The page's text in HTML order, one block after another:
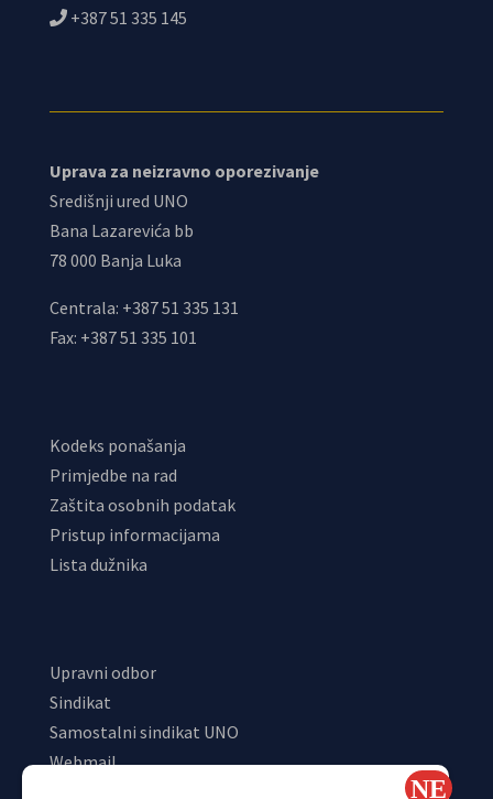
+387 51 335 145
Uprava za neizravno oporezivanje
Središnji ured UNO
Bana Lazarevića bb
78 000 Banja Luka
Centrala: +387 51 335 131
Fax: +387 51 335 101
Kodeks ponašanja
Primjedbe na rad
Zaštita osobnih podatak
Pristup informacijama
Lista dužnika
Upravni odbor
Sindikat
Samostalni sindikat UNO
Webmail